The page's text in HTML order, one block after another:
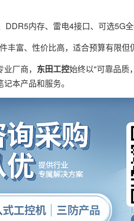
DDR5内存、雷电4接口、可选5G
丰富、性价比高，适合预算有限但
厂商， 东田工控始终以"可靠品质
本产品和服务。